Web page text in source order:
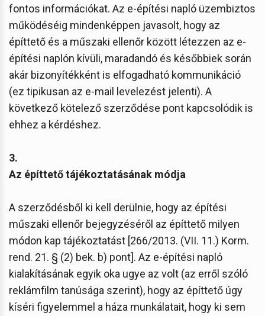
fontos információkat. Az e-építési napló üzembiztos
működéséig mindenképpen javasolt, hogy az
építtető és a műszaki ellenőr között létezzen az e-
építési naplón kívüli, maradandó és későbbiek során
akár bizonyítékként is elfogadható kommunikáció
(ez tipikusan az e-mail levelezést jelenti). A
következő kötelező szerződése pont kapcsolódik is
ehhez a kérdéshez.
3.
Az építtető tájékoztatásának módja
A szerződésből ki kell derülnie, hogy az építési
műszaki ellenőr bejegyzéséről az építtető milyen
módon kap tájékoztatást [266/2013. (VII. 11.) Korm.
rend. 21. § (2) bek. b) pont]. Az e-építési napló
kialakításának egyik oka ugye az volt (az erről szóló
reklámfilm tanúsága szerint), hogy az építtető úgy
kíséri figyelemmel a háza munkálatait, hogy ki sem